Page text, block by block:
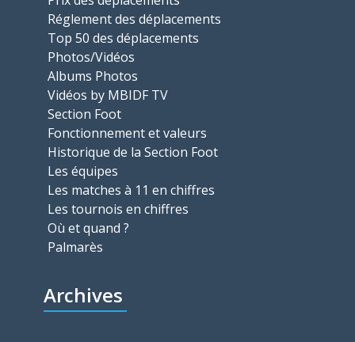
Réglement des déplacements
Top 50 des déplacements
Photos/Vidéos
Albums Photos
Vidéos by MBIDF TV
Section Foot
Fonctionnement et valeurs
Historique de la Section Foot
Les équipes
Les matches à 11 en chiffres
Les tournois en chiffres
Où et quand ?
Palmarès
Archives